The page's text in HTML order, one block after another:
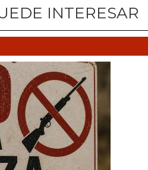
INTERESAR